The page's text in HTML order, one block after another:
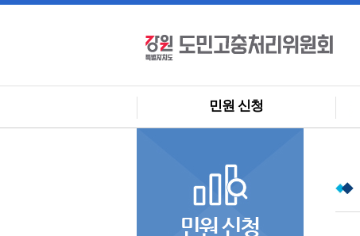
민원 신청